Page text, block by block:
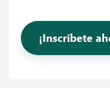
¡Inscríbete